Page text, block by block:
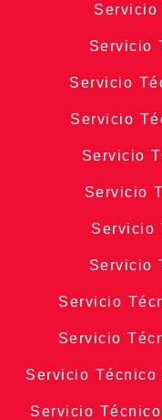
Servicio
Servicio
Servicio
Servicio
Servicio
Servicio
Servicio
Servicio
Servicio
Servicio
Servicio Técnico
Servicio